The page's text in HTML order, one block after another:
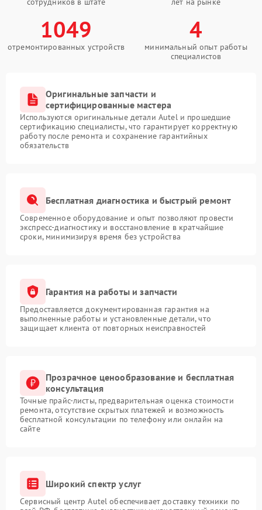
1049
отремонтированных устройств
4
минимальный опыт работы
специалистов
Оригинальные запчасти и
сертифицированные мастера
Используются оригинальные детали Autel и прошедшие
сертификацию специалисты, что гарантирует корректную
работу после ремонта и сохранение гарантийных
обязательств
Бесплатная диагностика и быстрый ремонт
Современное оборудование и опыт позволяют провести
экспресс-диагностику и восстановление в кратчайшие
сроки, минимизируя время без устройства
Гарантия на работы и запчасти
Предоставляется документированная гарантия на
выполненные работы и установленные детали, что
защищает клиента от повторных неисправностей
Прозрачное ценообразование и бесплатная
консультация
Точные прайс-листы, предварительная оценка стоимости
ремонта, отсутствие скрытых платежей и возможность
бесплатной консультации по телефону или онлайн на
сайте
Широкий спектр услуг
Сервисный центр Autel обеспечивает доставку техники по